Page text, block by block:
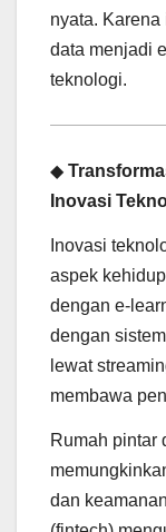
nyata.
data menjadi
teknologi.
◆
Inovasi
Inovasi
aspek
dengan e-
dengan
lewat
membawa
Rumah pintar
dan